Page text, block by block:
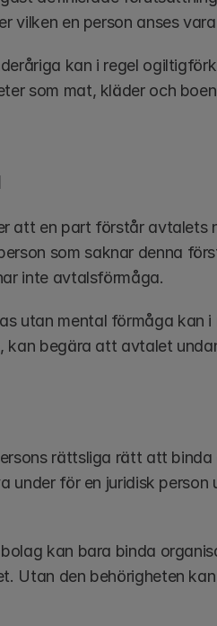
vilken en person anses
kan i regel
som mat, kläder och
att en part förstår avtalets
som saknar denna
inte avtalsförmåga.
utan mental förmåga kan
kan begära att avtalet
rättsliga rätt att
under för en juridisk
kan bara binda
Utan den behörigheten